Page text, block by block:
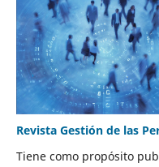
Revista Gestión de las
Tiene como propósito